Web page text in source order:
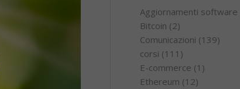
Aggiornamenti software
Bitcoin (2)
Comunicazioni (139)
corsi (111)
E-commerce (1)
Ethereum (12)